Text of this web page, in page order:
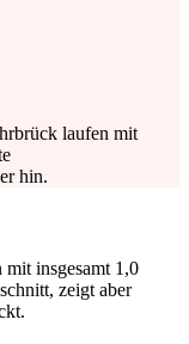
laufen mit
hin.
insgesamt 1,0
zeigt aber